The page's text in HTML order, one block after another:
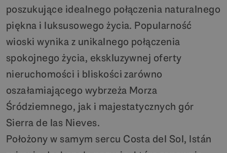
poszukujące idealnego połączenia naturalnego
piękna i luksusowego życia. Popularność
wioski wynika z unikalnego połączenia
spokojnego życia, ekskluzywnej oferty
nieruchomości i bliskości zarówno
oszałamiającego wybrzeża Morza
Śródziemnego, jak i majestatycznych gór
Sierra de las Nieves.
Położony w samym sercu Costa del Sol, Istán